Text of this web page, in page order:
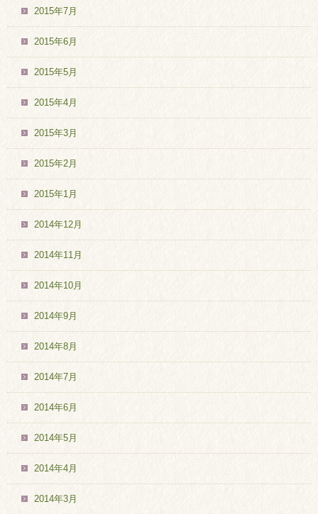
2015年7月
2015年6月
2015年5月
2015年4月
2015年3月
2015年2月
2015年1月
2014年12月
2014年11月
2014年10月
2014年9月
2014年8月
2014年7月
2014年6月
2014年5月
2014年4月
2014年3月